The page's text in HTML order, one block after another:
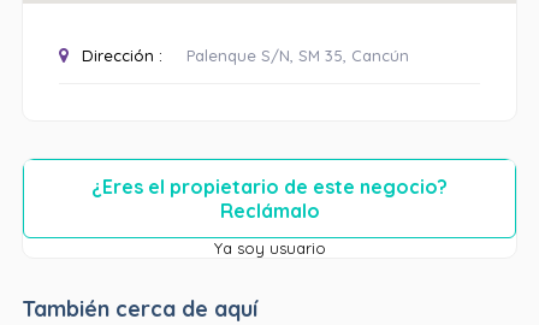
Dirección : Palenque S/N, SM 35, Cancún
¿Eres el propietario de este negocio?
Reclámalo
Ya soy usuario
También cerca de aquí